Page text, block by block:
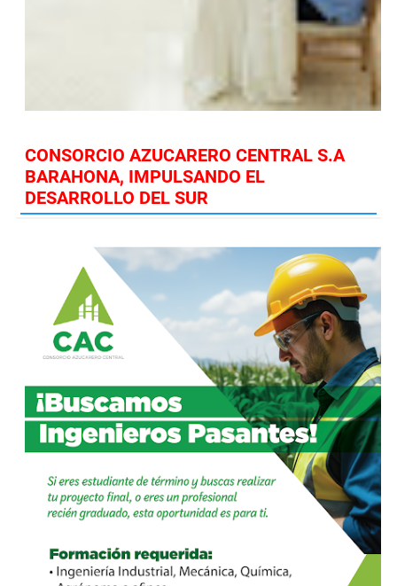
CONSORCIO AZUCARERO CENTRAL S.A
BARAHONA, IMPULSANDO EL
DESARROLLO DEL SUR